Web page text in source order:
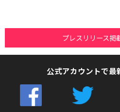
プレスリリース掲
公式アカウントで最